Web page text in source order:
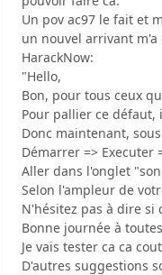
Un pov ac97 le fait et
un nouvel arrivant
HarackNow:
"Hello,
Bon, pour tous ceux
Pour pallier ce défaut,
Donc maintenant,
Démarrer => Executer
Aller dans l'onglet
Selon l'ampleur de
N'hésitez pas à dire si
Bonne journée à
Je vais tester ca ca
D'autres suggestions